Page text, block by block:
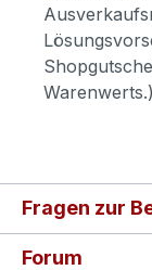
Warenwerts.)
Fragen zur
Forum